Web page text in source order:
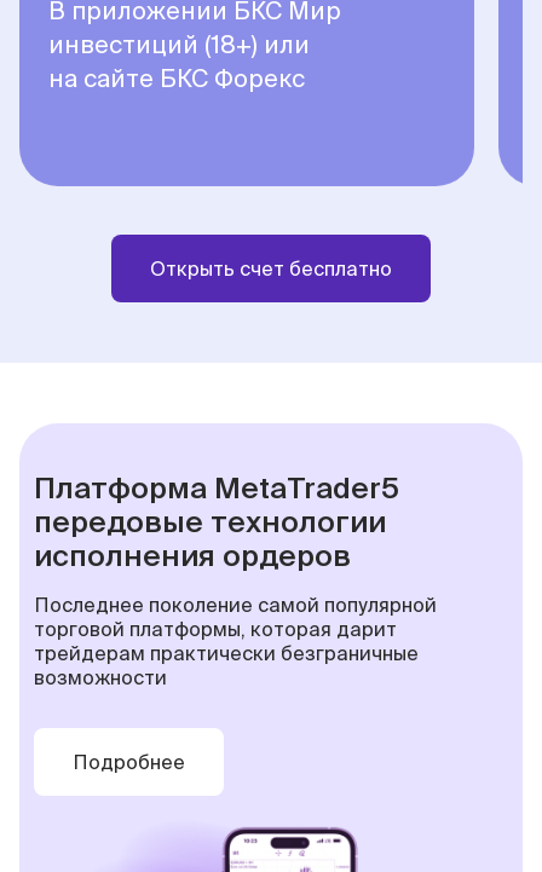
В приложении БКС Мир
инвестиций (18+) или
на сайте БКС Форекс
Открыть счет бесплатно
Платформа MetaTrader5
передовые технологии
исполнения ордеров
Последнее поколение самой популярной
торговой платформы, которая дарит
трейдерам практически безграничные
возможности
Подробнее